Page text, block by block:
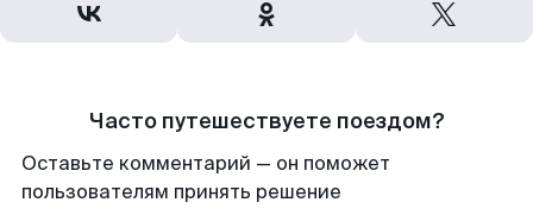
Часто путешествуете поездом?
Оставьте комментарий — он поможет
пользователям принять решение